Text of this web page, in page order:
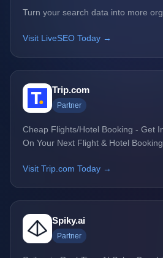
Turn your search data into more
Visit LiveSEO Today →
Trip.com
Partner
Cheap Flights/Hotel Booking - Get
On Your Next Flight & Hotel
Visit Trip.com Today →
Spiky.ai
Partner